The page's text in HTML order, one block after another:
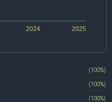
2024 2025
(100%)
(100%)
(100%)